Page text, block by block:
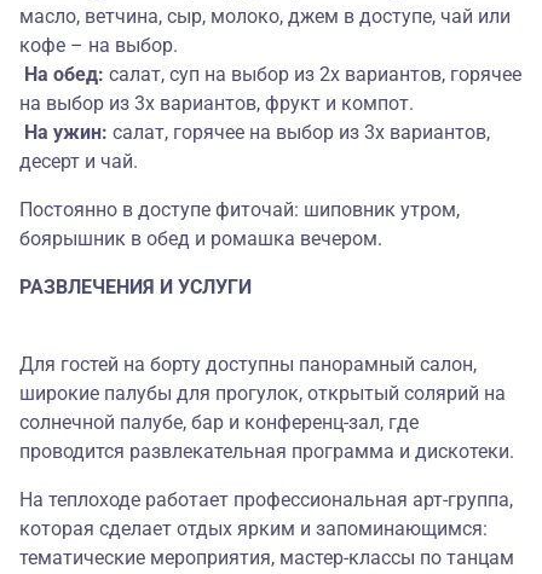
масло, ветчина, сыр, молоко, джем в доступе, чай или
кофе – на выбор.
На обед: салат, суп на выбор из 2х вариантов, горячее
на выбор из 3х вариантов, фрукт и компот.
На ужин: салат, горячее на выбор из 3х вариантов,
десерт и чай.
Постоянно в доступе фиточай: шиповник утром,
боярышник в обед и ромашка вечером.
РАЗВЛЕЧЕНИЯ И УСЛУГИ
Для гостей на борту доступны панорамный салон,
широкие палубы для прогулок, открытый солярий на
солнечной палубе, бар и конференц-зал, где
проводится развлекательная программа и дискотеки.
На теплоходе работает профессиональная арт-группа,
которая сделает отдых ярким и запоминающимся:
тематические мероприятия, мастер-классы по танцам